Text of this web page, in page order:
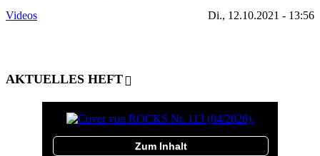
Videos Di., 12.10.2021 - 13:56
AKTUELLES HEFT
Zum Inhalt